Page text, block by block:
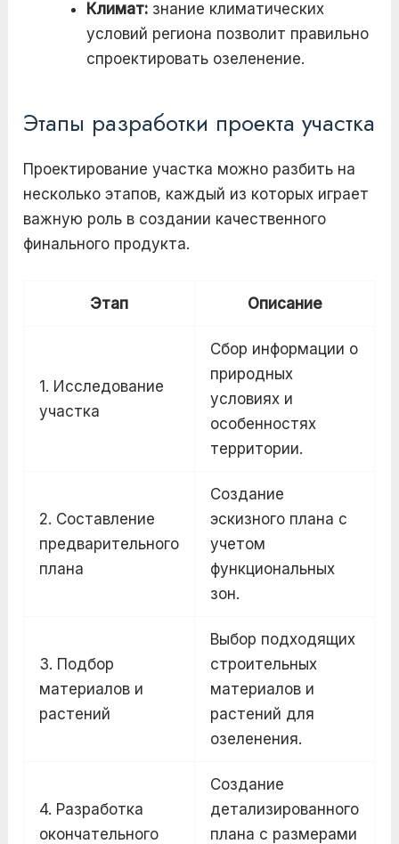
Климат: знание климатических
условий региона позволит правильно
спроектировать озеленение.
Этапы разработки проекта участка
Проектирование участка можно разбить на
несколько этапов, каждый из которых играет
важную роль в создании качественного
финального продукта.
Этап Описание
1. Исследование
участка
Сбор информации о
природных
условиях и
особенностях
территории.
2. Составление
предварительного
плана
Создание
эскизного плана с
учетом
функциональных
зон.
3. Подбор
материалов и
растений
Выбор подходящих
строительных
материалов и
растений для
озеленения.
4. Разработка
окончательного
Создание
детализированного
плана с размерами